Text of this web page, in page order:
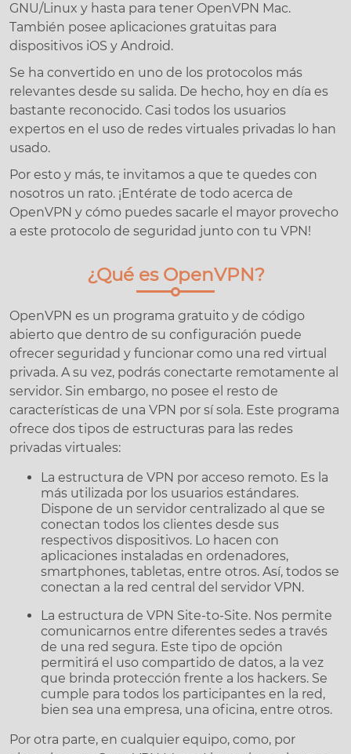
GNU/Linux y hasta para tener OpenVPN Mac.
También posee aplicaciones gratuitas para
dispositivos iOS y Android.
Se ha convertido en uno de los protocolos más
relevantes desde su salida. De hecho, hoy en día es
bastante reconocido. Casi todos los usuarios
expertos en el uso de redes virtuales privadas lo han
usado.
Por esto y más, te invitamos a que te quedes con
nosotros un rato. ¡Entérate de todo acerca de
OpenVPN y cómo puedes sacarle el mayor provecho
a este protocolo de seguridad junto con tu VPN!
¿Qué es OpenVPN?
OpenVPN es un programa gratuito y de código
abierto que dentro de su configuración puede
ofrecer seguridad y funcionar como una red virtual
privada. A su vez, podrás conectarte remotamente al
servidor. Sin embargo, no posee el resto de
características de una VPN por sí sola. Este programa
ofrece dos tipos de estructuras para las redes
privadas virtuales:
La estructura de VPN por acceso remoto. Es la
más utilizada por los usuarios estándares.
Dispone de un servidor centralizado al que se
conectan todos los clientes desde sus
respectivos dispositivos. Lo hacen con
aplicaciones instaladas en ordenadores,
smartphones, tabletas, entre otros. Así, todos se
conectan a la red central del servidor VPN.
La estructura de VPN Site-to-Site. Nos permite
comunicarnos entre diferentes sedes a través
de una red segura. Este tipo de opción
permitirá el uso compartido de datos, a la vez
que brinda protección frente a los hackers. Se
cumple para todos los participantes en la red,
bien sea una empresa, una oficina, entre otros.
Por otra parte, en cualquier equipo, como, por